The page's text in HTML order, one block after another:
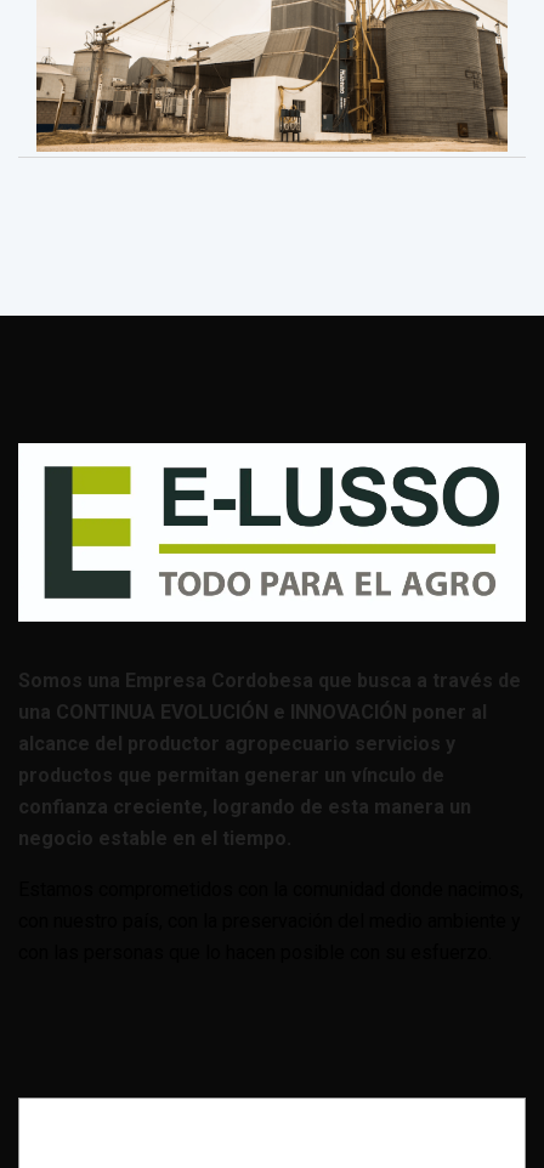
Somos una Empresa Cordobesa que busca a través de
una CONTINUA EVOLUCIÓN e INNOVACIÓN poner al
alcance del productor agropecuario servicios y
productos que permitan generar un vínculo de
confianza creciente, logrando de esta manera un
negocio estable en el tiempo.